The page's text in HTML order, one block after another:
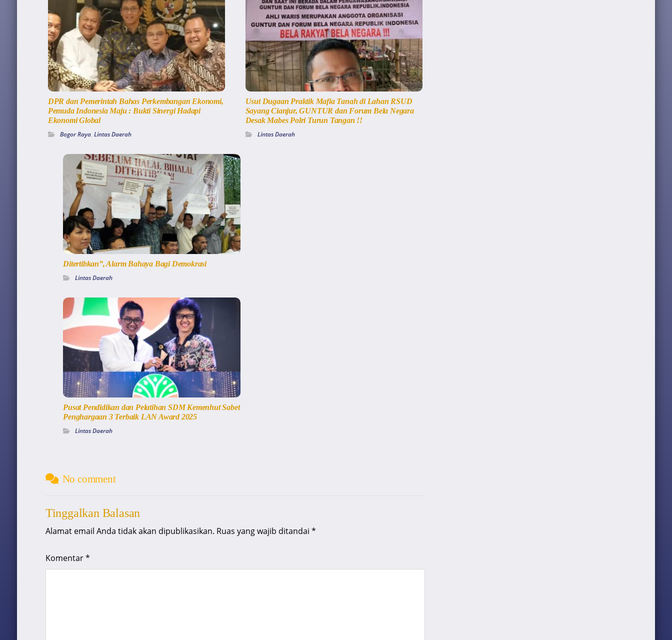
DPR dan Pemerintah Bahas Perkembangan Ekonomi,
Pemuda Indonesia Maju : Bukti Sinergi Hadapi
Ekonomi Global
Bogor Raya, Lintas Daerah
Usut Dugaan Praktik Mafia Tanah di Lahan RSUD
Sayang Cianjur, GUNTUR dan Forum Bela Negara
Desak Mabes Polri Turun Tangan !!
Lintas Daerah
Ditertibkan”, Alarm Bahaya Bagi Demokrasi
Lintas Daerah
Pusat Pendidikan dan Pelatihan SDM Kemenhut Sabet
Penghargaan 3 Terbaik LAN Award 2025
Lintas Daerah
No comment
Tinggalkan Balasan
Alamat email Anda tidak akan dipublikasikan. Ruas yang wajib ditandai *
Komentar*